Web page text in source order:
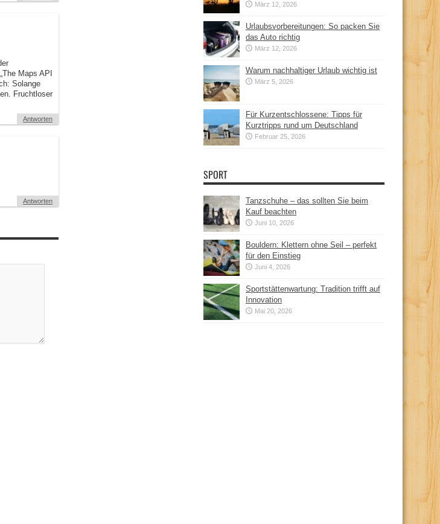
Maps API
Solange
Fruchtloser
Antworten
Antworten
März 12, 2026
Urlaubsvorbereitungen: So packen Sie
das Auto richtig
März 12, 2026
Warum nachhaltiger Urlaub wichtig ist
März 5, 2026
Für Kurzentschlossene: Tipps für
Kurztripps rund um Deutschland
Februar 25, 2026
SPORT
Tanzschuhe – das sollten Sie beim
Kauf beachten
Juni 10, 2026
Bouldern: Klettern ohne Seil – perfekt
für den Einstieg
Juni 4, 2026
Sportstättenwartung: Tradition trifft auf
Innovation
Mai 20, 2026